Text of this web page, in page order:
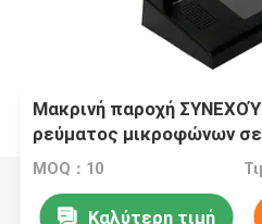
Μακρινή παροχή
ρεύματος μικροφώνων
αφής δικτύων IP
MOQ：10
Καλύτερη τιμή